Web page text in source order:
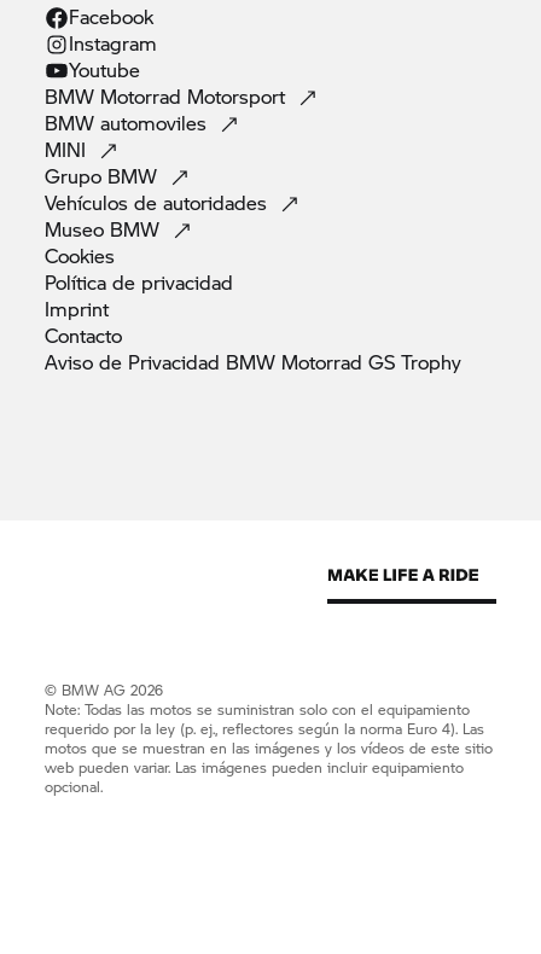
Facebook
Instagram
Youtube
BMW Motorrad Motorsport
BMWautomoviles
MINI
Grupo BMW
Vehículos deautoridades
Museo BMW
Cookies
Política de privacidad
Imprint
Contacto
Aviso de Privacidad BMW Motorrad GSTrophy
© BMW AG 2026
Note: Todas las motos se suministran solo con el equipamiento
requerido por la ley (p. ej., reflectores según la norma Euro 4). Las
motos que se muestran en las imágenes y los vídeos de este sitio
web pueden variar. Las imágenes pueden incluir equipamiento
opcional.